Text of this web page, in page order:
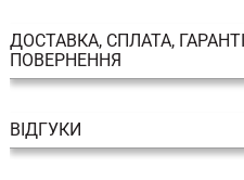
ДОСТАВКА, СПЛАТА,
ПОВЕРНЕННЯ
ВІДГУКИ